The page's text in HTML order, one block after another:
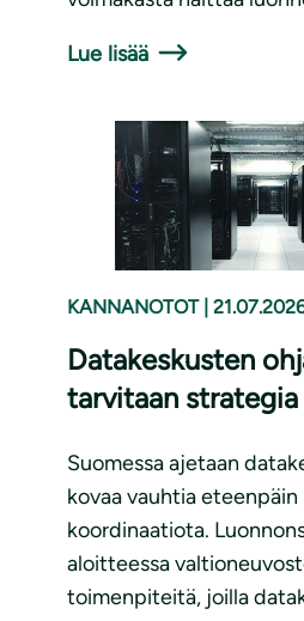
Lue lisää
KANNANOTOT
Datakeskusten
tarvitaan strategia
Suomessa ajetaan
kovaa vauhtia eteenpäin
koordinaatiota.
aloitteessa
toimenpiteitä, joilla